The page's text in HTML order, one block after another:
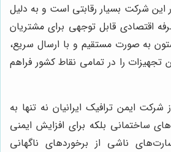
شرکت بسیار رقابتی است و به دلیل
اقتصادی قابل توجهی برای مشتریان
به صورت مستقیم و با ارسال سریع،
تجهیزات را در تمامی نقاط کشور فراهم
ایمن ترافیک ایرانیان نه تنها به
ساختمانی بلکه برای افزایش ایمنی
ناشی از برخوردهای ناگهانی